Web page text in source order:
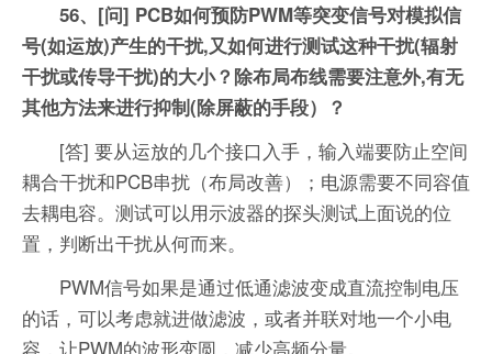
56、[问] PCB如何预防PWM等突变信号对模拟信
号(如运放)产生的干扰,又如何进行测试这种干扰(辐射
干扰或传导干扰)的大小？除布局布线需要注意外,有无
其他方法来进行抑制(除屏蔽的手段）？
[答] 要从运放的几个接口入手，输入端要防止空间
耦合干扰和PCB串扰（布局改善）；电源需要不同容值
去耦电容。测试可以用示波器的探头测试上面说的位
置，判断出干扰从何而来。
PWM信号如果是通过低通滤波变成直流控制电压
的话，可以考虑就进做滤波，或者并联对地一个小电
容，让PWM的波形变圆，减少高频分量。